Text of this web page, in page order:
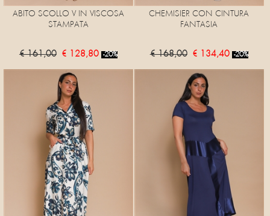
ABITO SCOLLO V IN VISCOSA
STAMPATA
€ 161,00 € 128,80 -20%
CHEMISIER CON CINTURA
FANTASIA
€ 168,00 € 134,40 -20%